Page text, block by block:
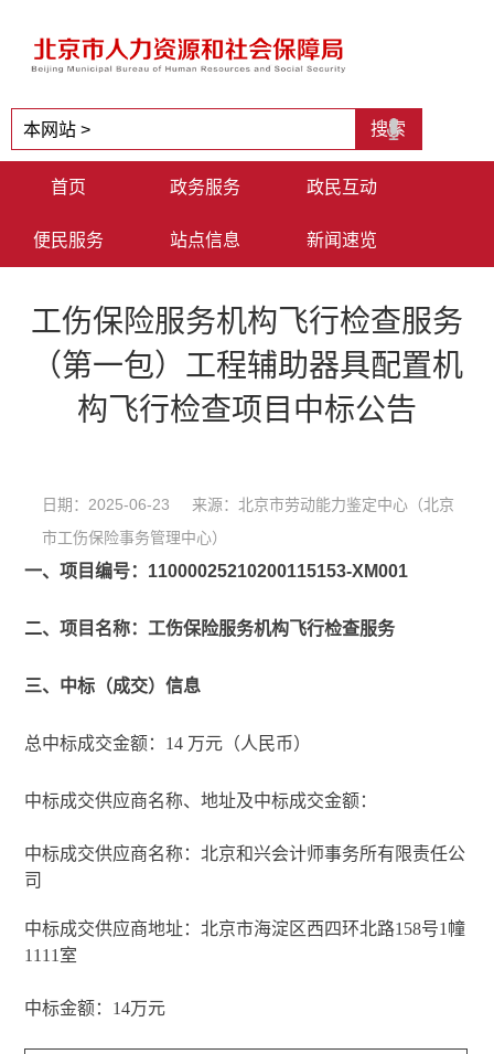
首页 政务服务 政民互动
便民服务 站点信息 新闻速览
工伤保险服务机构飞行检查服务
（第一包）工程辅助器具配置机
构飞行检查项目中标公告
日期：2025-06-23 来源：北京市劳动能力鉴定中心（北京
市工伤保险事务管理中心）
一、项目编号：11000025210200115153-XM001
二、项目名称：工伤保险服务机构飞行检查服务
三、中标（成交）信息
总中标成交金额：14 万元（人民币）
中标成交供应商名称、地址及中标成交金额：
中标成交供应商名称：北京和兴会计师事务所有限责任公
司
中标成交供应商地址：北京市海淀区西四环北路158号1幢
1111室
中标金额：14万元